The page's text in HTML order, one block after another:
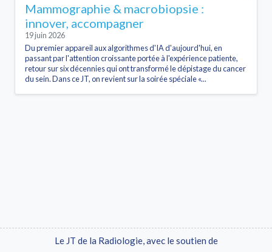
Mammographie & macrobiopsie :
innover, accompagner
19 juin 2026
Du premier appareil aux algorithmes d'IA d'aujourd'hui, en
passant par l'attention croissante portée à l'expérience patiente,
retour sur six décennies qui ont transformé le dépistage du cancer
du sein. Dans ce JT, on revient sur la soirée spéciale «...
Le JT de la Radiologie, avec le soutien de